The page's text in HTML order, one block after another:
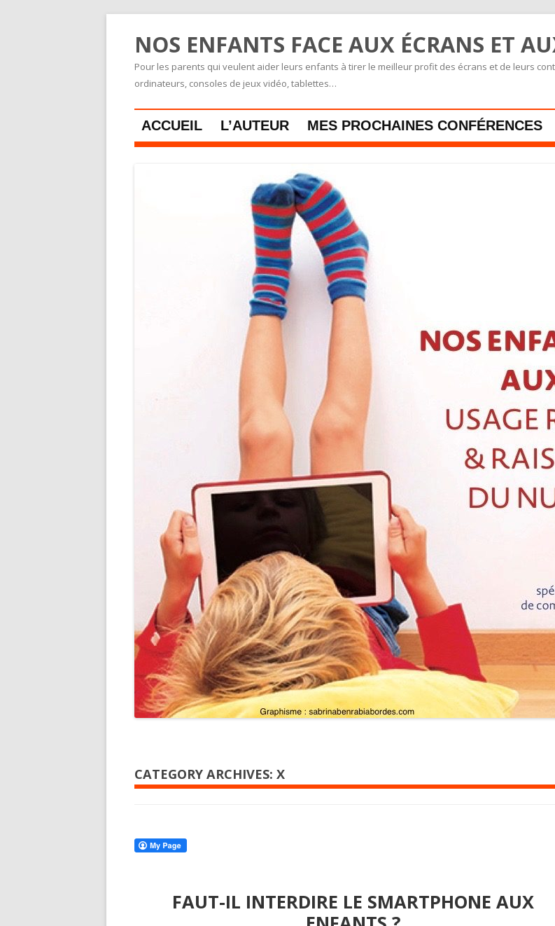
NOS ENFANTS FACE AUX ÉCRANS ET
Pour les parents qui veulent aider leurs enfants à tirer le meilleur profit des écrans et de leurs
ordinateurs, consoles de jeux vidéo, tablettes…
Skip to content
ACCUEIL L’AUTEUR MES PROCHAINES CONFÉRENCES
CATEGORY ARCHIVES: X
FAUT-IL INTERDIRE LE SMARTPHONE AUX